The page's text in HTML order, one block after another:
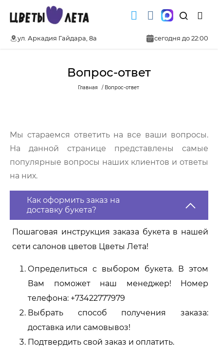
ул. Аркадия Гайдара, 8а сегодня до 22:00
Вопрос-ответ
Главная Вопрос-ответ
Мы стараемся ответить на все ваши вопросы.
На данной странице представлены самые
популярные вопросы наших клиентов и ответы
на них.
Как оформить заказ на
доставку букета?
Пошаговая инструкция заказа букета в нашей
сети салонов цветов Цветы Лета!
Определиться с выбором букета. В этом
Вам поможет наш менеджер! Номер
телефона: +73422777979
Выбрать способ получения заказа:
доставка или самовывоз!
Подтвердить свой заказ и оплатить.